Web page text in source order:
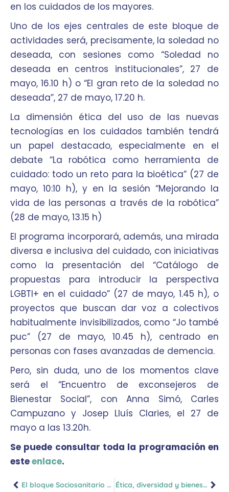
en los cuidados de los mayores.
Uno de los ejes centrales de este bloque de
actividades será, precisamente, la soledad no
deseada, con sesiones como “Soledad no
deseada en centros institucionales”, 27 de
mayo, 16.10 h) o “El gran reto de la soledad no
deseada”, 27 de mayo, 17.20 h.
La dimensión ética del uso de las nuevas
tecnologías en los cuidados también tendrá
un papel destacado, especialmente en el
debate “La robótica como herramienta de
cuidado: todo un reto para la bioética” (27 de
mayo, 10:10 h), y en la sesión “Mejorando la
vida de las personas a través de la robótica”
(28 de mayo, 13.15 h)
El programa incorporará, además, una mirada
diversa e inclusiva del cuidado, con iniciativas
como la presentación del “Catálogo de
propuestas para introducir la perspectiva
LGBTI+ en el cuidado” (27 de mayo, 1.45 h), o
proyectos que buscan dar voz a colectivos
habitualmente invisibilizados, como “Jo també
puc” (27 de mayo, 10.45 h), centrado en
personas con fases avanzadas de demencia.
Pero, sin duda, uno de los momentos clave
será el “Encuentro de exconsejeros de
Bienestar Social”, con Anna Simó, Carles
Campuzano y Josep Lluís Claries, el 27 de
mayo a las 13.20h.
Se puede consultar toda la programación en
esteenlace.
El bloque Sociosanitario y Salud abordará temas como la integración y la prevención Ética, diversidad y bienestar profesional: temas transversales de CUIDA 2026